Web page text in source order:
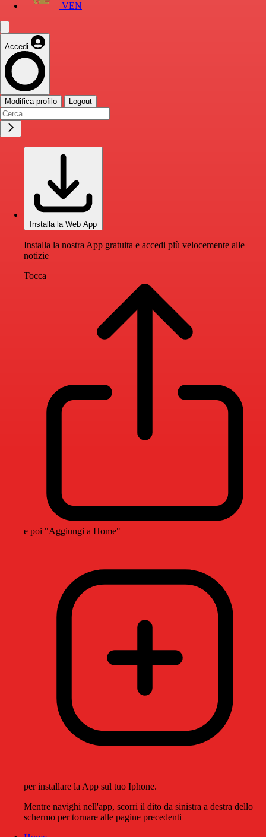
VEN
Accedi
Modifica profilo Logout
Installa la Web App
Installa la nostra App gratuita e accedi più velocemente alle
notizie
Tocca
e poi "Aggiungi a Home"
per installare la App sul tuo Iphone.
Mentre navighi nell'app, scorri il dito da sinistra a destra dello
schermo per tornare alle pagine precedenti